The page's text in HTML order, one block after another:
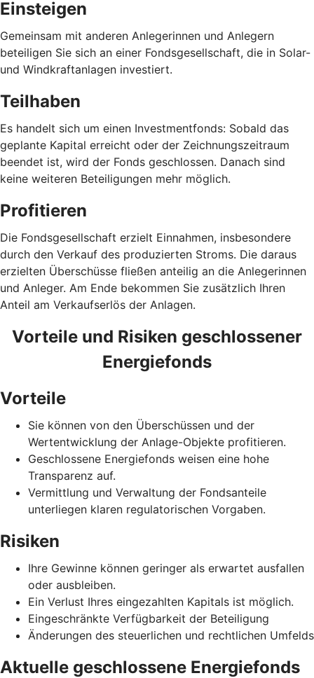
Einsteigen
Gemeinsam mit anderen Anlegerinnen und Anlegern
beteiligen Sie sich an einer Fondsgesellschaft, die in Solar-
und Windkraftanlagen investiert.
Teilhaben
Es handelt sich um einen Investmentfonds: Sobald das
geplante Kapital erreicht oder der Zeichnungszeitraum
beendet ist, wird der Fonds geschlossen. Danach sind
keine weiteren Beteiligungen mehr möglich.
Profitieren
Die Fondsgesellschaft erzielt Einnahmen, insbesondere
durch den Verkauf des produzierten Stroms. Die daraus
erzielten Überschüsse fließen anteilig an die Anlegerinnen
und Anleger. Am Ende bekommen Sie zusätzlich Ihren
Anteil am Verkaufserlös der Anlagen.
Vorteile und Risiken geschlossener
Energiefonds
Vorteile
Sie können von den Überschüssen und der
Wertentwicklung der Anlage-Objekte profitieren.
Geschlossene Energiefonds weisen eine hohe
Transparenz auf.
Vermittlung und Verwaltung der Fondsanteile
unterliegen klaren regulatorischen Vorgaben.
Risiken
Ihre Gewinne können geringer als erwartet ausfallen
oder ausbleiben.
Ein Verlust Ihres eingezahlten Kapitals ist möglich.
Eingeschränkte Verfügbarkeit der Beteiligung
Änderungen des steuerlichen und rechtlichen Umfelds
Aktuelle geschlossene Energiefonds